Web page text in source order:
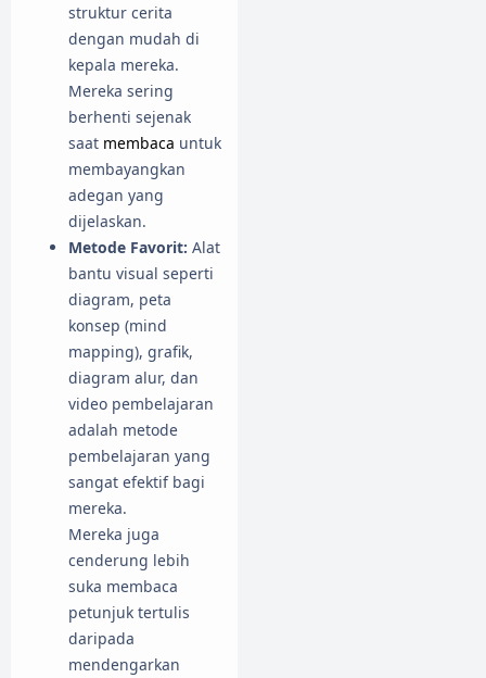
struktur cerita
dengan mudah di
kepala mereka.
Mereka sering
berhenti sejenak
saat membaca untuk
membayangkan
adegan yang
dijelaskan.
Metode Favorit: Alat
bantu visual seperti
diagram, peta
konsep (mind
mapping), grafik,
diagram alur, dan
video pembelajaran
adalah metode
pembelajaran yang
sangat efektif bagi
mereka.
Mereka juga
cenderung lebih
suka membaca
petunjuk tertulis
daripada
mendengarkan